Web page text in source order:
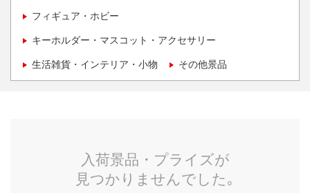
フィギュア・ホビー
キーホルダー・マスコット・アクセサリー
生活雑貨・インテリア・小物 その他景品